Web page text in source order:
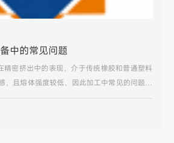
中的常见问题
精密挤出中的表现，介于传统橡胶和普通塑料
，且熔体强度较低，因此加工中常见的问题主
定性展开。以下是基于精密挤出场景的典型问
/麻面（塑化不良）这是最